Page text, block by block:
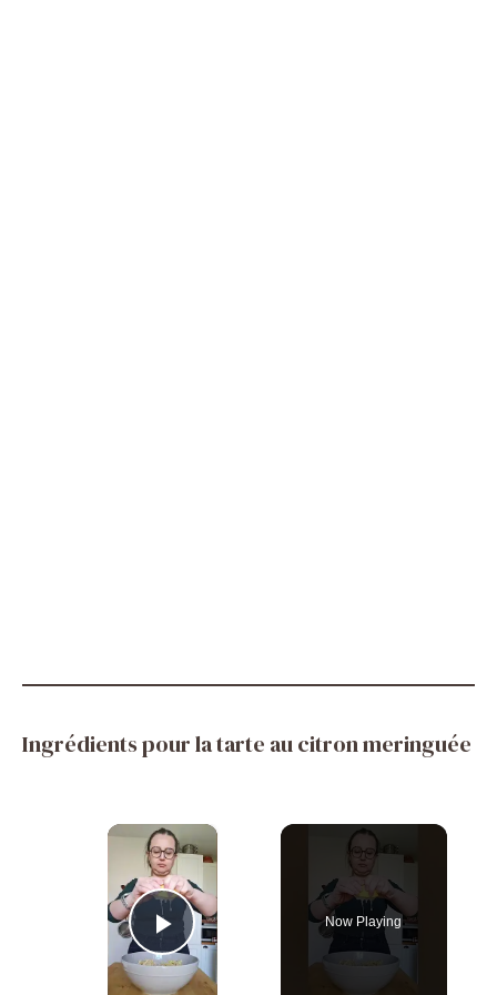
Ingrédients pour la tarte au citron meringuée
×
Play Video
Now Playing